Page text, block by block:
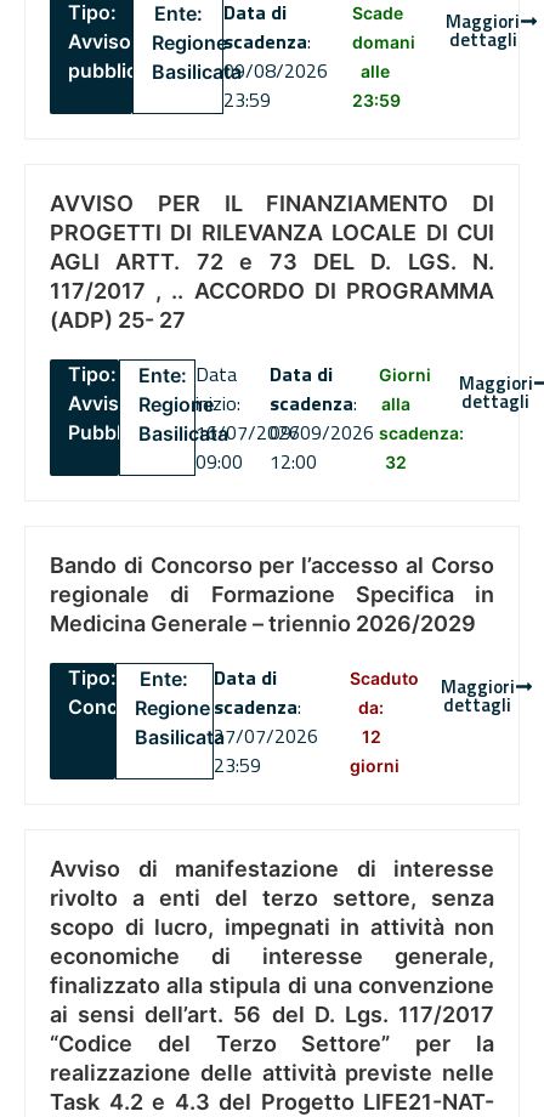
Tipo:
Avviso
pubblico
Ente:
Regione
Basilicata
Data di
scadenza:
09/08/2026
23:59
Scade
domani
alle
23:59
Maggiori
dettagli
AVVISO PER IL FINANZIAMENTO DI
PROGETTI DI RILEVANZA LOCALE DI CUI
AGLI ARTT. 72 e 73 DEL D. LGS. N.
117/2017 , .. ACCORDO DI PROGRAMMA
(ADP) 25- 27
Tipo:
Avviso
Pubblico
Ente:
Regione
Basilicata
Data
inizio:
16/07/2026
09:00
Data di
scadenza:
09/09/2026
12:00
Giorni
alla
scadenza:
32
Maggiori
dettagli
Bando di Concorso per l’accesso al Corso
regionale di Formazione Specifica in
Medicina Generale – triennio 2026/2029
Tipo:
Concorsi
Ente:
Regione
Basilicata
Data di
scadenza:
27/07/2026
23:59
Scaduto
da:
12
giorni
Maggiori
dettagli
Avviso di manifestazione di interesse
rivolto a enti del terzo settore, senza
scopo di lucro, impegnati in attività non
economiche di interesse generale,
finalizzato alla stipula di una convenzione
ai sensi dell’art. 56 del D. Lgs. 117/2017
“Codice del Terzo Settore” per la
realizzazione delle attività previste nelle
Task 4.2 e 4.3 del Progetto LIFE21-NAT-